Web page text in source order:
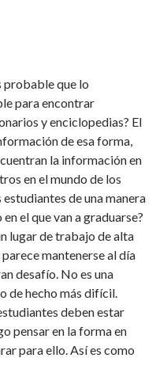
probable que lo
para encontrar
y enciclopedias? El
de esa forma,
la información en
en el mundo de los
de una manera
el que van a graduarse?
lugar de trabajo de alta
mantenerse al día
desafío. No es una
de hecho más difícil.
deben estar
pensar en la forma en
para ello. Así es como